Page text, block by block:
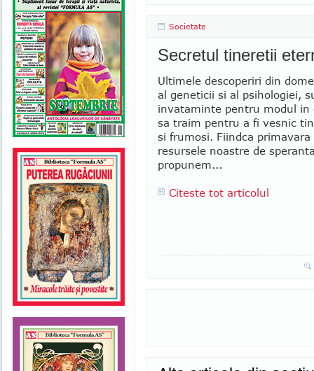
Societate
Secretul tineretii
Ultimele descoperiri din
al geneticii si al psihologiei,
invataminte pentru modul in
sa traim pentru a fi vesnic
si frumosi. Fiindca primavara
resursele noastre de
propunem...
Citeste tot articolul